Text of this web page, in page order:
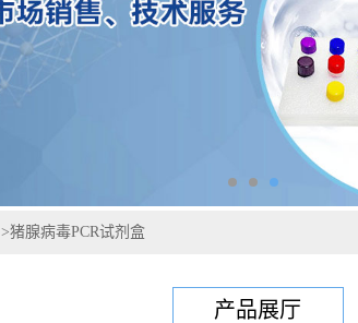
>猪腺病毒PCR试剂盒
产品展厅